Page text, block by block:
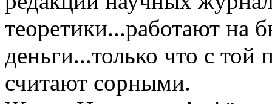
теоретики...работают на
деньги...только что с
считают сорными.